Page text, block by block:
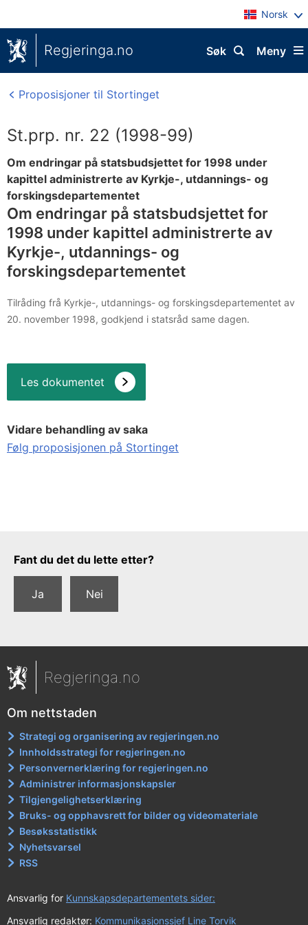
Norsk
Regjeringa.no Meny
Søk
Proposisjoner til Stortinget
St.prp. nr. 22 (1998-99)
Om endringar på statsbudsjettet for 1998 under
kapittel administrerte av Kyrkje-, utdannings- og
forskingsdepartementet
Om endringar på statsbudsjettet for
1998 under kapittel administrerte av
Kyrkje-, utdannings- og
forskingsdepartementet
Tilråding frå Kyrkje-, utdannings- og forskingsdepartementet av
20. november 1998, godkjend i statsråd same dagen.
Les dokumentet
Vidare behandling av saka
Følg proposisjonen på Stortinget
Tilbakemeldingsskjema
Fant du det du lette etter?
Ja Nei
Regjeringa.no
Om nettstaden
Strategi og organisering av regjeringen.no
Innholdsstrategi for regjeringen.no
Personvernerklæring for regjeringen.no
Administrer informasjonskapsler
Tilgjengelighetserklæring
Bruks- og opphavsrett for bilder og videomateriale
Besøksstatistikk
Nyhetsvarsel
RSS
Ansvarlig for Kunnskapsdepartementets sider:
Ansvarlig redaktør: Kommunikasjonssjef Line Torvik